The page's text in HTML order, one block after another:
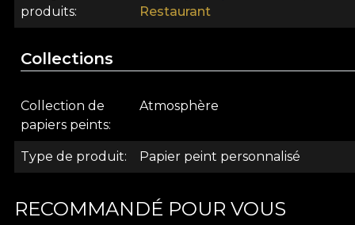
produits
Restaurant
Collections
Collection de
papiers peints
Atmosphère
Type de produit Papier peint personnalisé
RECOMMANDÉ POUR VOUS